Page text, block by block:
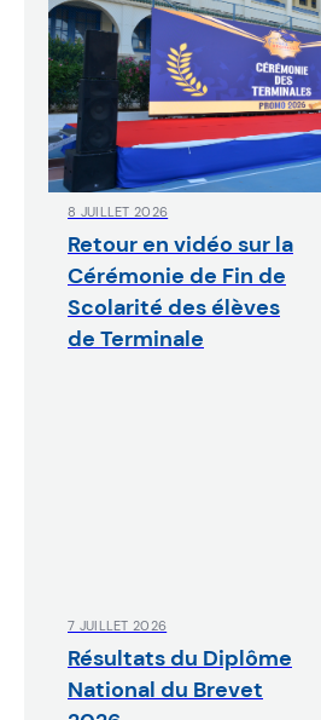
8 JUILLET 2026
Retour en vidéo sur la
Cérémonie de Fin de
Scolarité des élèves
de Terminale
7 JUILLET 2026
Résultats du Diplôme
National du Brevet